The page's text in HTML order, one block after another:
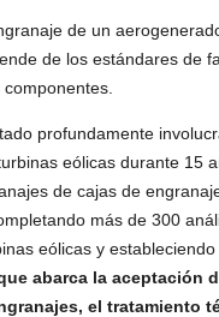
de un
de los estándares de
profundamente
eólicas durante 15
de cajas de
más de 300
eólicas y
abarca la aceptación
el tratamiento